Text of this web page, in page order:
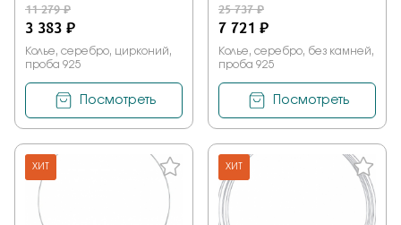
11 279 ₽
3 383 ₽
Колье, серебро, цирконий,
проба 925
Посмотреть
25 737 ₽
7 721 ₽
Колье, серебро, без камней,
проба 925
Посмотреть
ХИТ ХИТ